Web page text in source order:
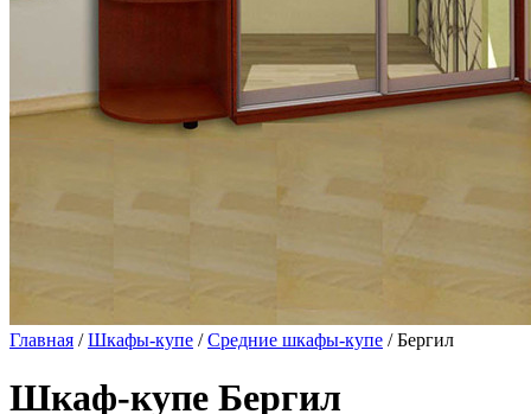
Главная /Шкафы-купе /Средние шкафы-купе / Бергил
Шкаф-купе Бергил